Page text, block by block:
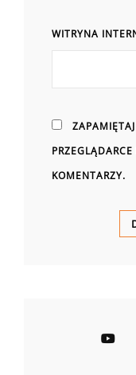
WITRYNA
KOMENTARZY.